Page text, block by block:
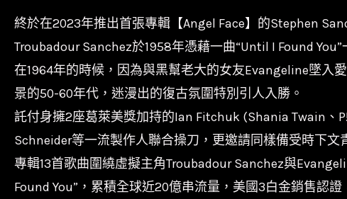
終於在2023年推出首張專輯【Angel Face】的Stephen
Troubadour Sanchez於1958年憑藉一曲“Until I Found
在1964年的時候，因為與黑幫老大的女友Evangeline墜入
景的50-60年代，迷漫出的復古氛圍特別引人入勝。
託付身擁2座葛萊美獎加持的Ian Fitchuk (Shania Twain
Schneider等一流製作人聯合操刀，更邀請同樣備受時下文
專輯13首歌曲圍繞虛擬主角Troubadour Sanchez與
Found You”，累積全球近20億串流量，美國3白金銷售認